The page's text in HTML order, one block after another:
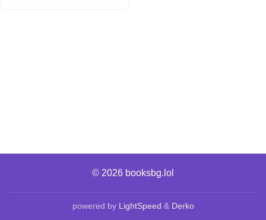
© 2026 booksbg.lol
powered by LightSpeed & Derko